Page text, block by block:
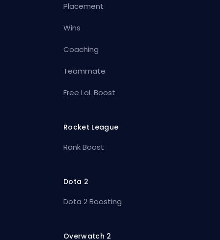
Placement
Wins
Coaching
Teammate
Free LoL Boost
Rocket League
Rank Boost
Dota 2
Dota 2 Boosting
Overwatch 2